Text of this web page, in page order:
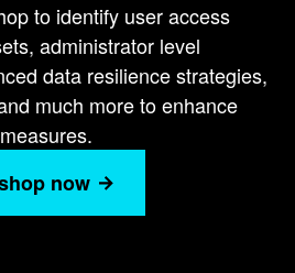
to identify user access
administrator level
data resilience strategies,
much more to enhance
now